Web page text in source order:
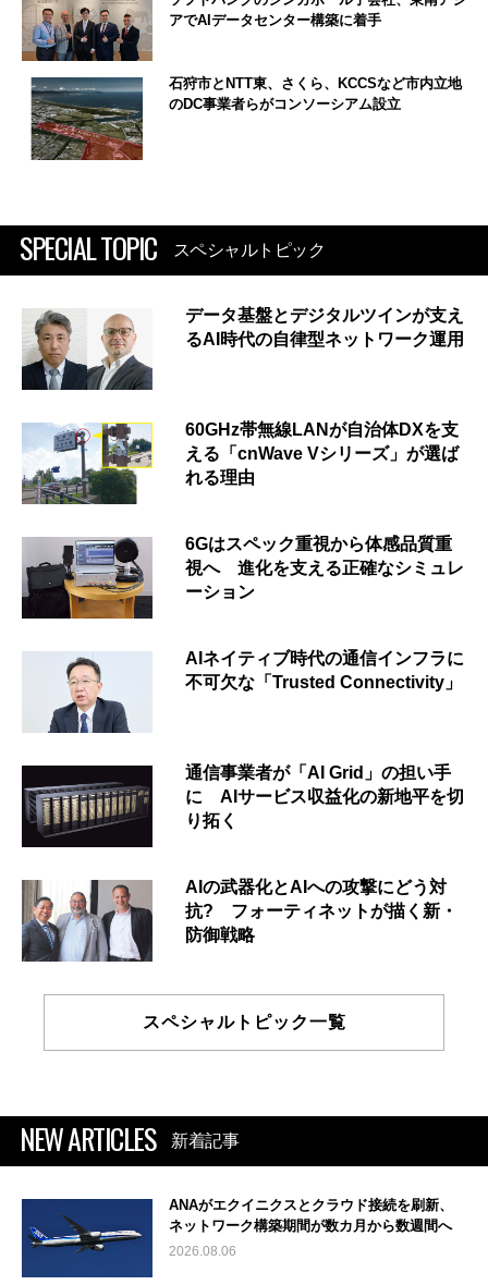
アでAIデータセンター構築に着手
石狩市とNTT東、さくら、KCCSなど市内立地
のDC事業者らがコンソーシアム設立
SPECIAL TOPIC スペシャルトピック
データ基盤とデジタルツインが支え
るAI時代の自律型ネットワーク運用
60GHz帯無線LANが自治体DXを支
える「cnWave Vシリーズ」が選ば
れる理由
6Gはスペック重視から体感品質重
視へ 進化を支える正確なシミュレ
ーション
AIネイティブ時代の通信インフラに
不可欠な「Trusted Connectivity」
通信事業者が「AI Grid」の担い手
に AIサービス収益化の新地平を切
り拓く
AIの武器化とAIへの攻撃にどう対
抗? フォーティネットが描く新・
防御戦略
スペシャルトピック一覧
NEW ARTICLES 新着記事
ANAがエクイニクスとクラウド接続を刷新、
ネットワーク構築期間が数カ月から数週間へ
2026.08.06